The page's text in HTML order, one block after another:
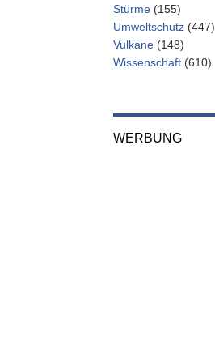
Stürme (155)
Umweltschutz (447)
Vulkane (148)
Wissenschaft (610)
WERBUNG